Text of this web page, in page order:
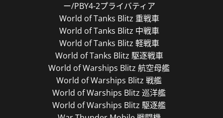
ー/PBY4-2プライバティア
World of Tanks Blitz 重戦車
World of Tanks Blitz 中戦車
World of Tanks Blitz 軽戦車
World of Tanks Blitz 駆逐戦車
World of Warships Blitz 航空母艦
World of Warships Blitz 戦艦
World of Warships Blitz 巡洋艦
World of Warships Blitz 駆逐艦